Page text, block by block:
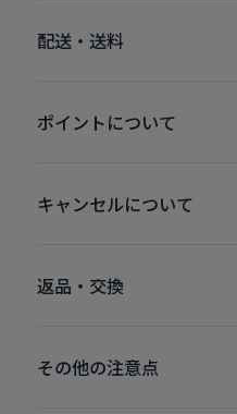
配送・送料
ポイントについて
キャンセルについて
返品・交換
その他の注意点